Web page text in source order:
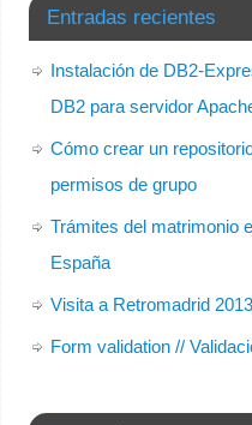
Entradas recientes
Instalación de DB2-
DB2 para servidor
Cómo crear un
permisos de grupo
Trámites del matrimonio
España
Visita a Retromadrid 2013
Form validation //